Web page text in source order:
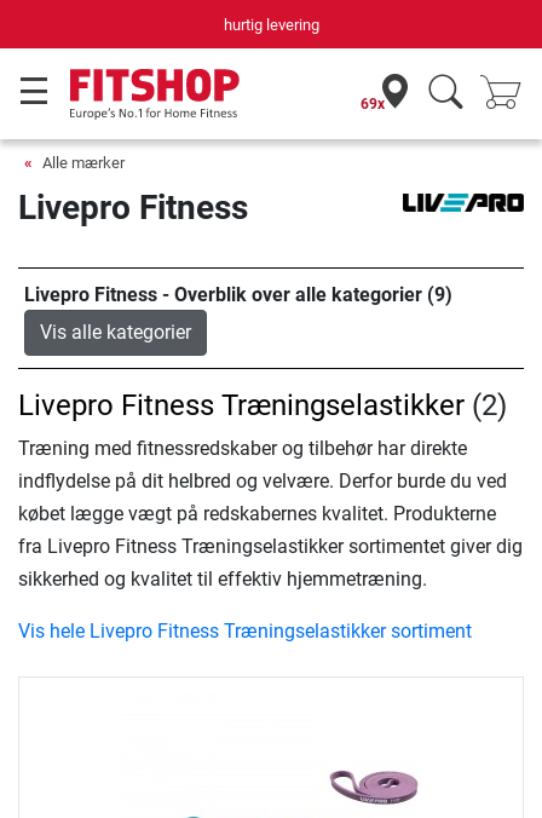
Din hjemmefitnessekspert gennem 42 år
69x
Alle mærker
Livepro Fitness
Livepro Fitness - Overblik over alle kategorier (9)
Vis alle kategorier
Livepro Fitness Træningselastikker (2)
Træning med fitnessredskaber og tilbehør har direkte
indflydelse på dit helbred og velvære. Derfor burde du ved
købet lægge vægt på redskabernes kvalitet. Produkterne
fra Livepro Fitness Træningselastikker sortimentet giver dig
sikkerhed og kvalitet til effektiv hjemmetræning.
Vis hele Livepro Fitness Træningselastikker sortiment